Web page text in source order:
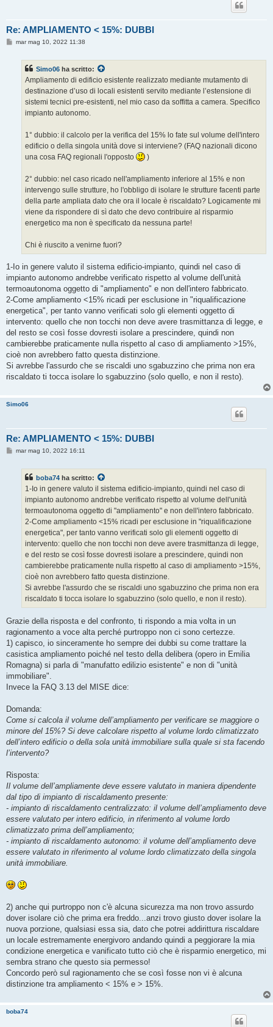
Re: AMPLIAMENTO < 15%: DUBBI
Mmar mag 10, 2022 11:38
Simo06 ha scritto:
Ampliamento di edificio esistente realizzato mediante mutamento di
destinazione d’uso di locali esistenti servito mediante l’estensione di
sistemi tecnici pre-esistenti, nel mio caso da soffitta a camera. Specifico
impianto autonomo.
1° dubbio: il calcolo per la verifica del 15% lo fate sul volume dell'intero
edificio o della singola unità dove si interviene? (FAQ nazionali dicono
una cosa FAQ regionali l'opposto
)
2° dubbio: nel caso ricado nell'ampliamento inferiore al 15% e non
intervengo sulle strutture, ho l'obbligo di isolare le strutture facenti parte
della parte ampliata dato che ora il locale è riscaldato? Logicamente mi
viene da rispondere di sì dato che devo contribuire al risparmio
energetico ma non è specificato da nessuna parte!
Chi è riuscito a venirne fuori?
1-Io in genere valuto il sistema edificio-impianto, quindi nel caso di
impianto autonomo andrebbe verificato rispetto al volume dell'unità
termoautonoma oggetto di "ampliamento" e non dell'intero fabbricato.
2-Come ampliamento <15% ricadi per esclusione in "riqualificazione
energetica", per tanto vanno verificati solo gli elementi oggetto di
intervento: quello che non tocchi non deve avere trasmittanza di legge, e
del resto se così fosse dovresti isolare a prescindere, quindi non
cambierebbe praticamente nulla rispetto al caso di ampliamento >15%,
cioè non avrebbero fatto questa distinzione.
Si avrebbe l'assurdo che se riscaldi uno sgabuzzino che prima non era
riscaldato ti tocca isolare lo sgabuzzino (solo quello, e non il resto).
Simo06
Re: AMPLIAMENTO < 15%: DUBBI
Mmar mag 10, 2022 16:11
boba74 ha scritto:
1-Io in genere valuto il sistema edificio-impianto, quindi nel caso di
impianto autonomo andrebbe verificato rispetto al volume dell'unità
termoautonoma oggetto di "ampliamento" e non dell'intero fabbricato.
2-Come ampliamento <15% ricadi per esclusione in "riqualificazione
energetica", per tanto vanno verificati solo gli elementi oggetto di
intervento: quello che non tocchi non deve avere trasmittanza di legge,
e del resto se così fosse dovresti isolare a prescindere, quindi non
cambierebbe praticamente nulla rispetto al caso di ampliamento >15%,
cioè non avrebbero fatto questa distinzione.
Si avrebbe l'assurdo che se riscaldi uno sgabuzzino che prima non era
riscaldato ti tocca isolare lo sgabuzzino (solo quello, e non il resto).
Grazie della risposta e del confronto, ti rispondo a mia volta in un
ragionamento a voce alta perché purtroppo non ci sono certezze.
1) capisco, io sinceramente ho sempre dei dubbi su come trattare la
casistica ampliamento poiché nel testo della delibera (opero in Emilia
Romagna) si parla di "manufatto edilizio esistente" e non di "unità
immobiliare".
Invece la FAQ 3.13 del MISE dice:
Domanda:
Come si calcola il volume dell’ampliamento per verificare se maggiore o
minore del 15%? Si deve calcolare rispetto al volume lordo climatizzato
dell’intero edificio o della sola unità immobiliare sulla quale si sta facendo
l’intervento?
Risposta:
Il volume dell’ampliamente deve essere valutato in maniera dipendente
dal tipo di impianto di riscaldamento presente:
- impianto di riscaldamento centralizzato: il volume dell’ampliamento deve
essere valutato per intero edificio, in riferimento al volume lordo
climatizzato prima dell’ampliamento;
- impianto di riscaldamento autonomo: il volume dell’ampliamento deve
essere valutato in riferimento al volume lordo climatizzato della singola
unità immobiliare.
2) anche qui purtroppo non c'è alcuna sicurezza ma non trovo assurdo
dover isolare ciò che prima era freddo...anzi trovo giusto dover isolare la
nuova porzione, qualsiasi essa sia, dato che potrei addirittura riscaldare
un locale estremamente energivoro andando quindi a peggiorare la mia
condizione energetica e vanificato tutto ciò che è risparmio energetico, mi
sembra strano che questo sia permesso!
Concordo però sul ragionamento che se così fosse non vi è alcuna
distinzione tra ampliamento < 15% e > 15%.
boba74